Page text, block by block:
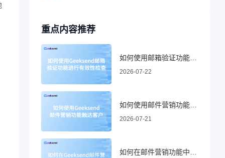
重点内容推荐
2026-07-22
2026-07-21